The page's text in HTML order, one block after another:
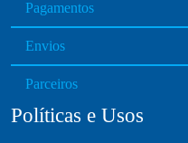
e
v
a
r
i
a
Pagamentos
Envios
Parceiros
Políticas e Usos